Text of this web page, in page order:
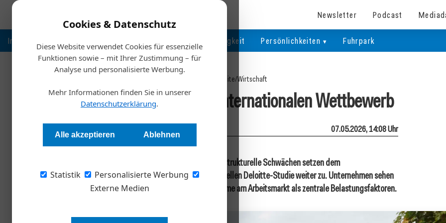
Cookies & Datenschutz
Diese Website verwendet Cookies für essenzielle
Funktionen sowie – mit Ihrer Zustimmung – für
Analyse und personalisierte Werbung.
Mehr Informationen finden Sie in unserer
Datenschutzerklärung.
Alle akzeptieren Ablehnen
Statistik
Personalisierte Werbung
Externe Medien
Newsletter Podcast
Inspiration Nachhaltigkeit Persönlichkeiten Fuhrpark
Startseite/Wirtschaft
Österreich verliert im internationalen Wettbewerb
Redaktion Die Wirtschaft 07.05.2026, 14:08 Uhr
Geopolitische Krisen, hohe Energiekosten und strukturelle Schwächen setzen dem
Wirtschaftsstandort Österreich laut einer aktuellen Deloitte-Studie weiter zu. Unternehmen sehen
vor allem Bürokratie, hohe Abgaben und Probleme am Arbeitsmarkt als zentrale Belastungsfaktoren.